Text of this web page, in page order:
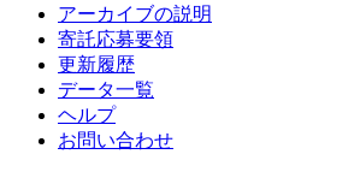
アーカイブの説明
寄託応募要領
更新履歴
データ一覧
ヘルプ
お問い合わせ